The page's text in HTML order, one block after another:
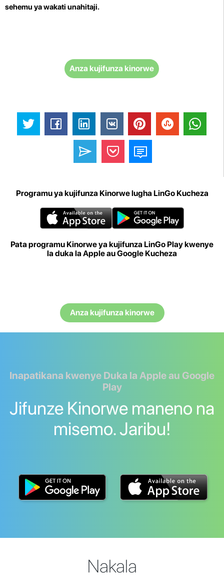
sehemu ya wakati unahitaji.
Anza kujifunza kinorwe
Programu ya kujifunza Kinorwe lugha LinGo Kucheza
Pata programu Kinorwe ya kujifunza LinGo Play kwenye
la duka la Apple au Google Kucheza
Anza kujifunza kinorwe
Inapatikana kwenye Duka la Apple au Google
Play
Jifunze Kinorwe maneno na
misemo. Jaribu!
Nakala